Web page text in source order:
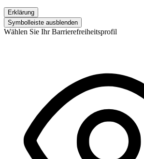
Erklärung
Symbolleiste ausblenden
Wählen Sie Ihr Barrierefreiheitsprofil